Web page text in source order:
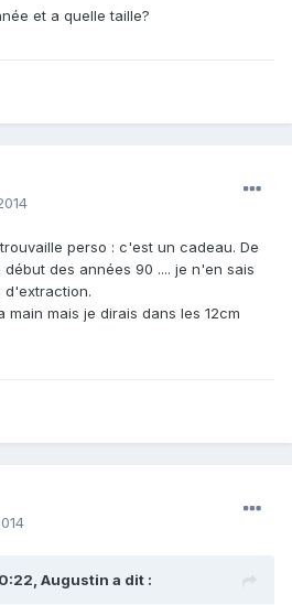
et a quelle taille?
perso : c'est un cadeau. De
des années 90 .... je n'en sais
d'extraction.
mais je dirais dans les 12cm
Augustin a dit :